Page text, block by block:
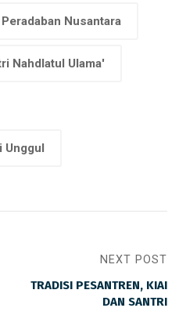
Nusantara
Nahdlatul Ulama'
Unggul
NEXT POST
TRADISI PESANTREN, KIAI
DAN SANTRI